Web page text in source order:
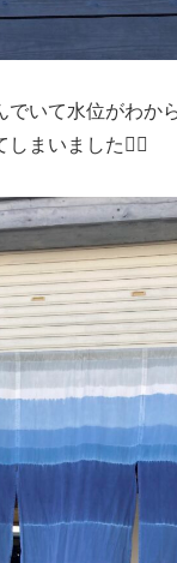
でいて水位がわか
まいました😵‍💫